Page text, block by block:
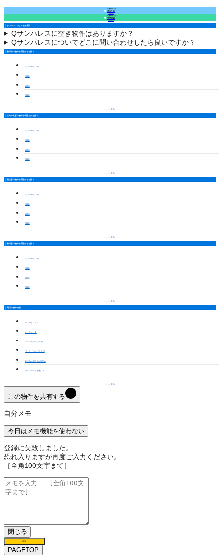
フォームで
来店予約
（無料）
フォームで
空室確認
（無料）
サンパレスのよくある質問
Qサンパレスに空き物件はありますか？
Qサンパレスについてどこに問い合わせしたら良いですか？
豊川市の物件を間取りから探す
ワンルーム・1K
1LDK
2LDK
3LDK
もっと見る
三河一宮駅の物件を間取りから探す
ワンルーム・1K
1LDK
2LDK
3LDK
もっと見る
長山駅の物件を間取りから探す
ワンルーム・1K
1LDK
2LDK
3LDK
もっと見る
豊川駅の物件を間取りから探す
ワンルーム・1K
1LDK
2LDK
3LDK
もっと見る
周辺の物件情報
ヴィーダ ４１
パーチェ Ｂ
ハラマキハイツＧ棟
ファミールメゾンＡ棟
ELEGANCE SAKURA
グランパルク東豊 B
もっと見る
この物件を共有する
自分メモ
今日はメモ機能を使わない
登録に失敗しました。
恐れ入りますが再度ご入力ください。
［全角100文字まで］
閉じる
保存
PAGETOP